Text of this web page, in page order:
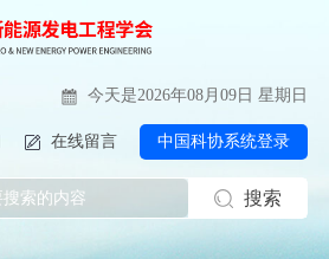
今天是2026年08月09日 星期日
在线留言 中国科协系统登录
搜索